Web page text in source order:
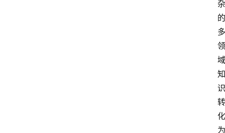
杂
的
多
领
域
知
识
转
化
为